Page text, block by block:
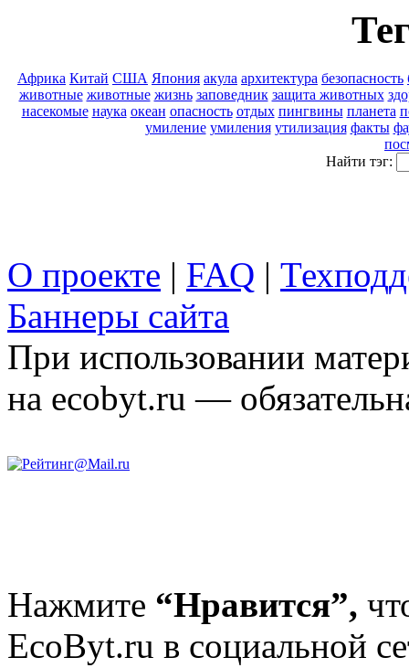
Африка Китай США Япония акула архитектура безопасность
животные животные жизнь заповедник защита животных
насекомые наука океан опасность отдых пингвины планета
умиление умиления утилизация факты
Найти тэг:
О проекте | FAQ |
Баннеры сайта
При использовании
на ecobyt.ru —
Нажмите “Нравится”,
EcoByt.ru в социальной